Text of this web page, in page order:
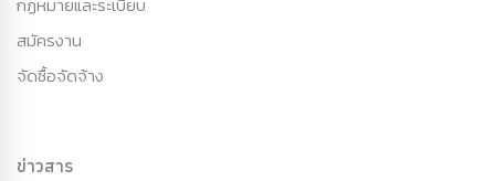
กฏหมายและระเบียบ
สมัครงาน
จัดซื้อจัดจ้าง
ข่าวสาร